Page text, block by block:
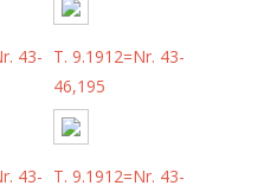
43- T. 9.1912=Nr. 43-
46,195
43- T. 9.1912=Nr. 43-